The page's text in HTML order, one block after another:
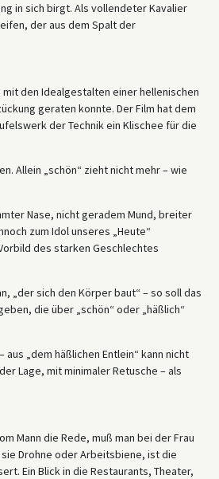
in sich birgt. Als vollendeter Kavalier
der aus dem Spalt der
den Idealgestalten einer hellenischen
geraten konnte. Der Film hat dem
der Technik ein Klischee für die
Allein „schön“ zieht nicht mehr – wie
Nase, nicht geradem Mund, breiter
zum Idol unseres „Heute“
des starken Geschlechtes
„der sich den Körper baut“ – so soll das
die über „schön“ oder „häßlich“
„dem häßlichen Entlein“ kann nicht
Lage, mit minimaler Retusche – als
Mann die Rede, muß man bei der Frau
Drohne oder Arbeitsbiene, ist die
Ein Blick in die Restaurants, Theater,